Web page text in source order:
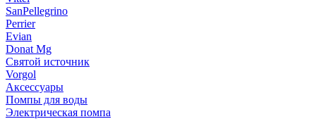
SanPellegrino
Perrier
Evian
Donat Mg
Святой источник
Vorgol
Аксессуары
Помпы для воды
Электрическая помпа